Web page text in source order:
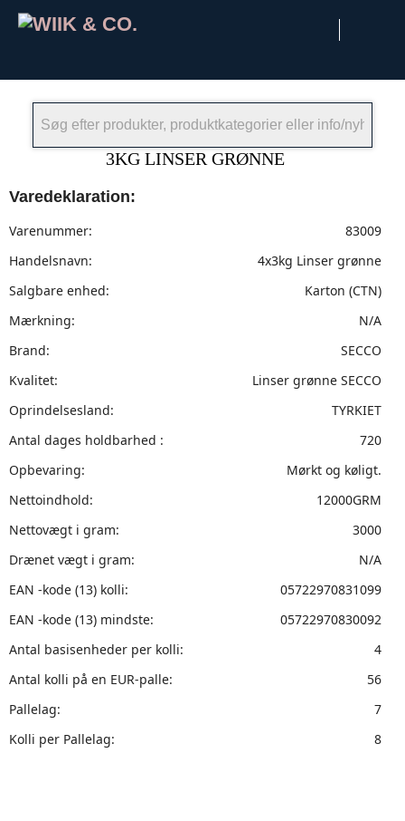
3KG LINSER GRØNNE
Varedeklaration:
Varenummer:
83009
Handelsnavn:
4x3kg Linser grønne
Salgbare enhed:
Karton (CTN)
Mærkning:
N/A
Brand:
SECCO
Kvalitet:
Linser grønne SECCO
Oprindelsesland:
TYRKIET
Antal dages holdbarhed :
720
Opbevaring:
Mørkt og køligt.
Nettoindhold:
12000GRM
Nettovægt i gram:
3000
Drænet vægt i gram:
N/A
EAN -kode (13) kolli:
05722970831099
EAN -kode (13) mindste:
05722970830092
Antal basisenheder per kolli:
4
Antal kolli på en EUR-palle:
56
Pallelag:
7
Kolli per Pallelag:
8